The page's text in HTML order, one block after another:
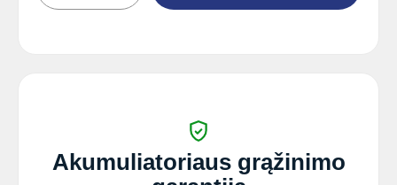
BOSCH
Akumuliatoriaus grąžinimo